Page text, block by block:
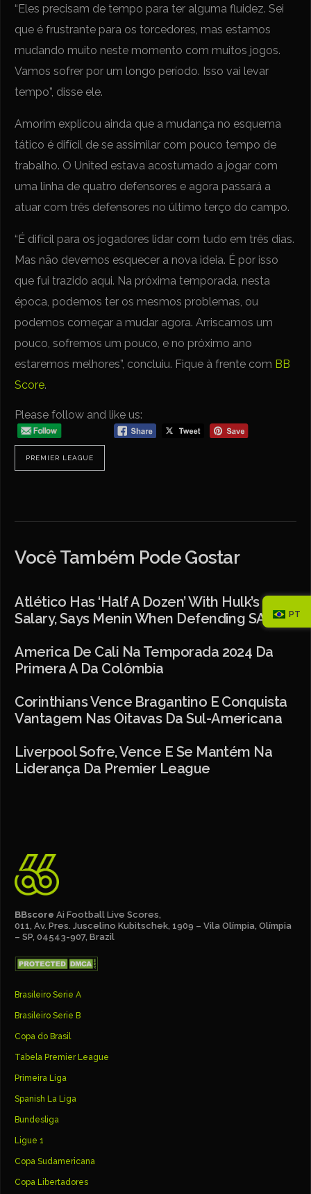
“Eles precisam de tempo para ter alguma fluidez. Sei
que é frustrante para os torcedores, mas estamos
mudando muito neste momento com muitos jogos.
Vamos sofrer por um longo período. Isso vai levar
tempo”, disse ele.
Amorim explicou ainda que a mudança no esquema
tático é difícil de se assimilar com pouco tempo de
trabalho. O United estava acostumado a jogar com
uma linha de quatro defensores e agora passará a
atuar com três defensores no último terço do campo.
“É difícil para os jogadores lidar com tudo em três dias.
Mas não devemos esquecer a nova ideia. É por isso
que fui trazido aqui. Na próxima temporada, nesta
época, podemos ter os mesmos problemas, ou
podemos começar a mudar agora. Arriscamos um
pouco, sofremos um pouco, e no próximo ano
estaremos melhores”, concluiu. Fique à frente com BB
Score.
Please follow and like us:
PREMIER LEAGUE
Você Também Pode Gostar
Atlético Has ‘half A Dozen’ With Hulk’s
Salary, Says Menin When Defending SAF
America De Cali Na Temporada 2024 Da
Primera A Da Colômbia
Corinthians Vence Bragantino E Conquista
Vantagem Nas Oitavas Da Sul-Americana
Liverpool Sofre, Vence E Se Mantém Na
Liderança Da Premier League
BBscore Ai Football Live Scores,
011, Av. Pres. Juscelino Kubitschek, 1909 – Vila Olímpia, Olímpia
– SP, 04543-907, Brazil
Brasileiro Serie A
Brasileiro Serie B
Copa do Brasil
Tabela Premier League
Primeira Liga
Spanish La Liga
Bundesliga
Ligue 1
Copa Sudamericana
Copa Libertadores
PT